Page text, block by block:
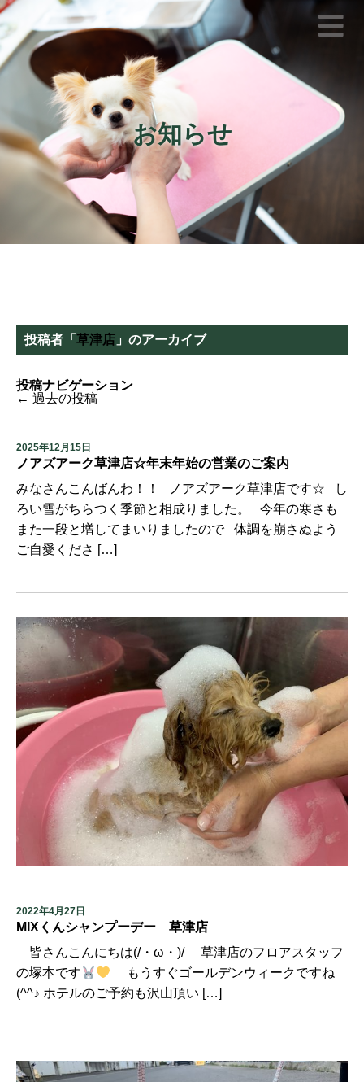
お知らせ
投稿者「 草津店 」のアーカイブ
投稿ナビゲーション
← 過去の投稿
2025年12月15日
ノアズアーク草津店☆年末年始の営業のご案内
みなさんこんばんわ！！ ノアズアーク草津店です☆ し
ろい雪がちらつく季節と相成りました。 今年の寒さも
また一段と増してまいりましたので 体調を崩さぬよう
ご自愛くださ […]
2022年4月27日
MIXくんシャンプーデー 草津店
皆さんこんにちは(/・ω・)/ 草津店のフロアスタッフ
の塚本です
もうすぐゴールデンウィークですね
(^^♪ ホテルのご予約も沢山頂い […]